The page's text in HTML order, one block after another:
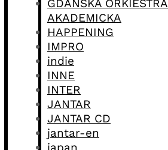
GDAŃSKA ORKIESTRA
AKADEMICKA
HAPPENING
IMPRO
indie
INNE
INTER
JANTAR
JANTAR CD
jantar-en
japan